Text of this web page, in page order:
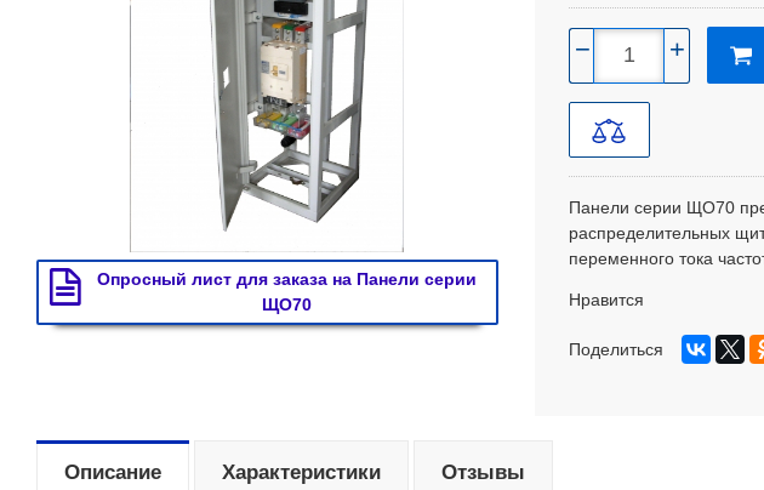
Опросный лист для заказа на Панели серии
ЩО70
− +
Панели серии ЩО70
распределительных
переменного тока
Нравится
Поделиться
Описание Характеристики Отзывы